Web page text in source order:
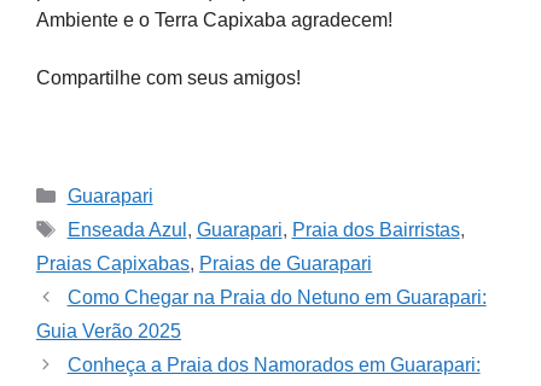
Ambiente e o Terra Capixaba agradecem!
Compartilhe com seus amigos!
Categories
Guarapari
Tags
Enseada Azul , Guarapari, Praia dos Bairristas,
Praias Capixabas, Praias de Guarapari
Como Chegar na Praia do Netuno em Guarapari:
Guia Verão 2025
Conheça a Praia dos Namorados em Guarapari: